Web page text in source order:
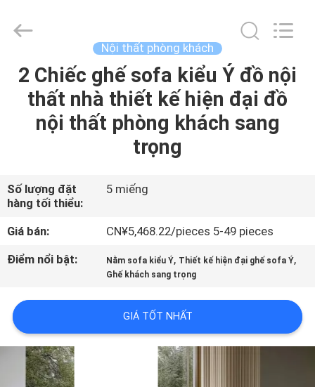
NHÀ
SẢN
VIDEO
HƯỚNG
DẪN
VỀ
CHÚNG
TÔI
HOME
Furniture
Rights
Reserved.
Nội thất phòng khách
2 Chiếc ghế sofa kiểu Ý đồ nội
thất nhà thiết kế hiện đại đồ
nội thất phòng khách sang
trọng
Số lượng đặt
hàng tối thiểu:
5 miếng
Giá bán:
CN¥5,468.22/pieces 5-49 pieces
Điểm nổi bật:
Nằm sofa kiểu Ý, Thiết kế hiện đại ghế sofa Ý,
Ghế khách sang trọng
GIÁ TỐT NHẤT